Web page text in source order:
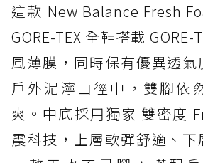
這款 New Balance Fresh
GORE-TEX 全鞋搭載 GORE-
風薄膜，同時保有優異透
戶外泥濘山徑中，雙腳依
爽。中底採用獨家 雙密度
震科技，上層軟彈舒適、